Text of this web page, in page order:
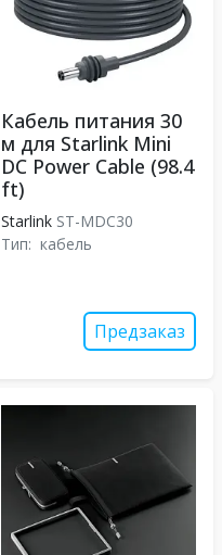
Кабель питания 30
м для Starlink Mini
DC Power Cable (98.4
ft)
Starlink ST-MDC30
Тип: кабель
Предзаказ